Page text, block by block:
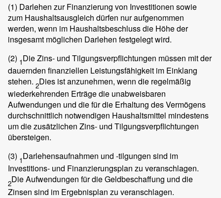
(1) Darlehen zur Finanzierung von Investitionen sowie
zum Haushaltsausgleich dürfen nur aufgenommen
werden, wenn im Haushaltsbeschluss die Höhe der
insgesamt möglichen Darlehen festgelegt wird.
(2) 1Die Zins- und Tilgungsverpflichtungen müssen mit der
dauernden finanziellen Leistungsfähigkeit im Einklang
stehen. 2Dies ist anzunehmen, wenn die regelmäßig
wiederkehrenden Erträge die unabweisbaren
Aufwendungen und die für die Erhaltung des Vermögens
durchschnittlich notwendigen Haushaltsmittel mindestens
um die zusätzlichen Zins- und Tilgungsverpflichtungen
übersteigen.
(3) 1Darlehensaufnahmen und -tilgungen sind im
Investitions- und Finanzierungsplan zu veranschlagen.
2Die Aufwendungen für die Geldbeschaffung und die
Zinsen sind im Ergebnisplan zu veranschlagen.